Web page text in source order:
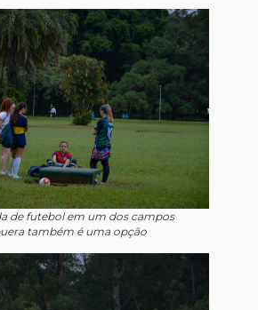
de futebol em um dos campos
também é uma opção